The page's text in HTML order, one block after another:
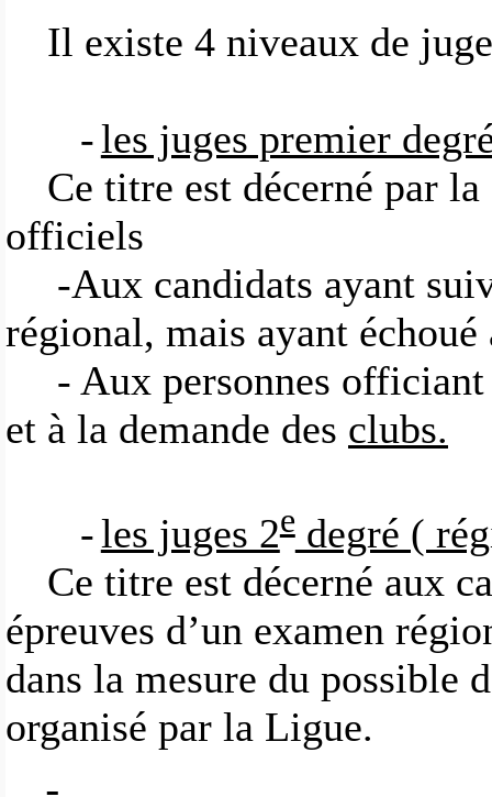
Il existe 4 niveaux de
-les juges premier
Ce titre est décerné par
officiels
-Aux candidats ayant
régional, mais ayant
- Aux personnes
et à la demande des clubs.
-les juges 2edegré (
Ce titre est décerné aux
épreuves d’un examen
dans la mesure du possible
organisé par la Ligue.